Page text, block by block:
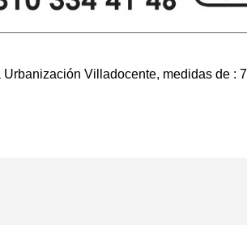
Villadocente, medidas de :